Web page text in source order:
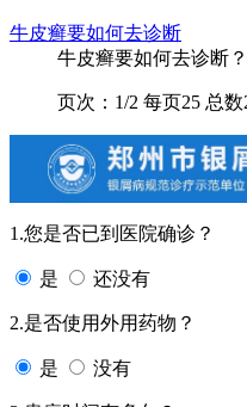
牛皮癣要如何去诊断
牛皮癣要如何去诊断
页次：1/2 每页25 总
1.您是否已到医院确诊？
是 还没有
2.是否使用外用药物？
是 没有